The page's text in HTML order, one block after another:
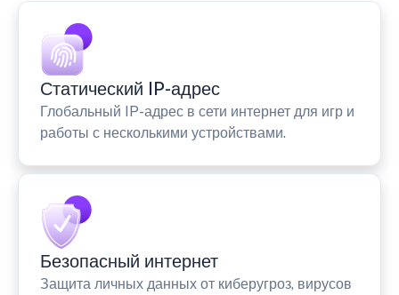
Статический IP-адрес
Глобальный IP-адрес в сети интернет для игр и
работы с несколькими устройствами.
Безопасный интернет
Защита личных данных от киберугроз, вирусов